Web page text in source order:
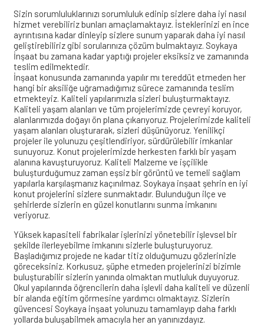
Sizin sorumluluklarınızı sorumluluk edinip sizlere daha iyi nasıl
hizmet verebiliriz bunları amaçlamaktayız. İsteklerinizi en ince
ayrıntısına kadar dinleyip sizlere sunum yaparak daha iyi nasıl
geliştirebiliriz gibi sorularınıza çözüm bulmaktayız. Soykaya
İnşaat bu zamana kadar yaptığı projeler eksiksiz ve zamanında
teslim edilmektedir.
İnşaat konusunda zamanında yapılır mı tereddüt etmeden her
hangi bir aksiliğe uğramadığımız sürece zamanında teslim
etmekteyiz. Kaliteli yapılarımızla sizleri buluşturmaktayız.
Kaliteli yaşam alanları ve tüm projelerimizde çevreyi koruyor,
alanlarımızda doğayı ön plana çıkarıyoruz. Projelerimizde kaliteli
yaşam alanları oluşturarak, sizleri düşünüyoruz. Yenilikçi
projeler ile yolunuzu çeşitlendiriyor, sürdürülebilir imkanlar
sunuyoruz. Konut projelerimizde herkesten farklı bir yaşam
alanına kavuşturuyoruz. Kaliteli Malzeme ve işçilikle
buluşturduğumuz zaman eşsiz bir görüntü ve temeli sağlam
yapılarla karşılaşmanız kaçınılmaz. Soykaya inşaat şehrin en iyi
konut projelerini sizlere sunmaktadır. Bulunduğun ilçe ve
şehirlerde sizlerin en güzel konutlarını sunma imkanını
veriyoruz.
Yüksek kapasiteli fabrikalar işlerinizi yönetebilir işlevsel bir
şekilde ilerleyebilme imkanını sizlerle buluşturuyoruz.
Başladığımız projede ne kadar titiz olduğumuzu gözlerinizle
göreceksiniz. Korkusuz, şüphe etmeden projelerinizi bizimle
buluşturabilir sizlerin yanında olmaktan mutluluk duyuyoruz.
Okul yapılarında öğrencilerin daha işlevli daha kaliteli ve düzenli
bir alanda eğitim görmesine yardımcı olmaktayız. Sizlerin
güvencesi Soykaya inşaat yolunuzu tamamlayıp daha farklı
yollarda buluşabilmek amacıyla her an yanınızdayız.